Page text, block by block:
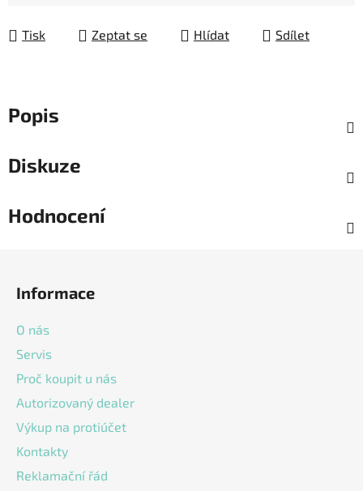
Tisk Zeptat se Hlídat Sdílet
Popis
Diskuze
Hodnocení
Informace
O nás
Servis
Proč koupit u nás
Autorizovaný dealer
Výkup na protiúčet
Kontakty
Reklamační řád